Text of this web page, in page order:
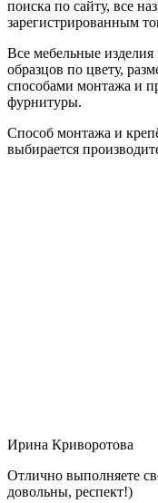
поиска по сайту, все
зарегистрированным
Все мебельные изделия
образцов по цвету,
способами монтажа и
фурнитуры.
Способ монтажа и
выбирается
Ирина Криворотова
Отлично выполняете
довольны, респект!)